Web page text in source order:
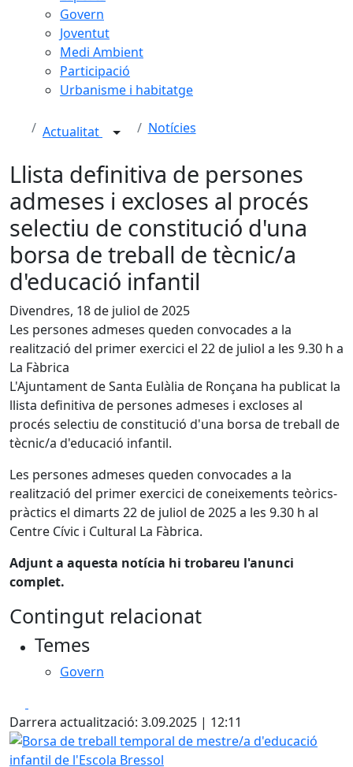
Govern
Joventut
Medi Ambient
Participació
Urbanisme i habitatge
Actualitat Notícies
Llista definitiva de persones
admeses i excloses al procés
selectiu de constitució d'una
borsa de treball de tècnic/a
d'educació infantil
Divendres, 18 de juliol de 2025
Les persones admeses queden convocades a la
realització del primer exercici el 22 de juliol a les 9.30 h a
La Fàbrica
L'Ajuntament de Santa Eulàlia de Ronçana ha publicat la
llista definitiva de persones admeses i excloses al
procés selectiu de constitució d'una borsa de treball de
tècnic/a d'educació infantil.
Les persones admeses queden convocades a la
realització del primer exercici de coneixements teòrics-
pràctics el dimarts 22 de juliol de 2025 a les 9.30 h al
Centre Cívic i Cultural La Fàbrica.
Adjunt a aquesta notícia hi trobareu l'anunci
complet.
Contingut relacionat
Temes
Govern
Darrera actualització: 3.09.2025 | 12:11
Borsa de treball temporal de mestre/a d'educació infantil